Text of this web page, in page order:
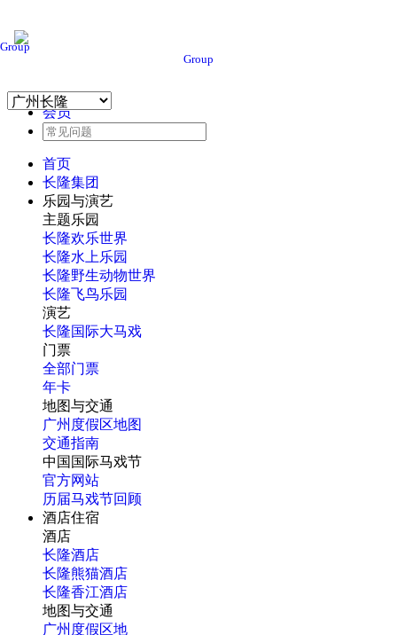
会员
首页
长隆集团
Group
乐园与演艺
主题乐园
长隆欢乐世界
长隆水上乐园
长隆野生动物世界
长隆飞鸟乐园
演艺
长隆国际大马戏
门票
全部门票
年卡
地图与交通
广州度假区地图
交通指南
中国国际马戏节
官方网站
历届马戏节回顾
酒店住宿
酒店
长隆酒店
长隆熊猫酒店
长隆香江酒店
地图与交通
广州度假区地
Group